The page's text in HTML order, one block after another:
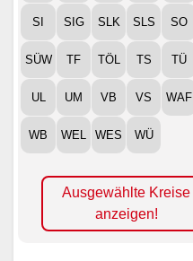
SI SIG SLK SLS SO
SÜW TF TÖL TS TÜ
UL UM VB VS WAF
WB WEL WES WÜ
Ausgewählte Kreise
anzeigen!